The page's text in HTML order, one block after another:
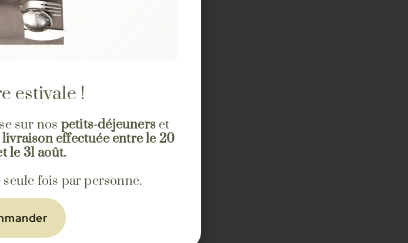
estivale !
sur nos petits-déjeunerset
effectuée entre le 20
le 31 août.
fois par personne.